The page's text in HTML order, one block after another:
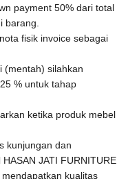
payment 50% dari total
barang.
fisik invoice sebagai
(mentah) silahkan
% untuk tahap
ketika produk mebel
kunjungan dan
JATI FURNITURE
kualitas